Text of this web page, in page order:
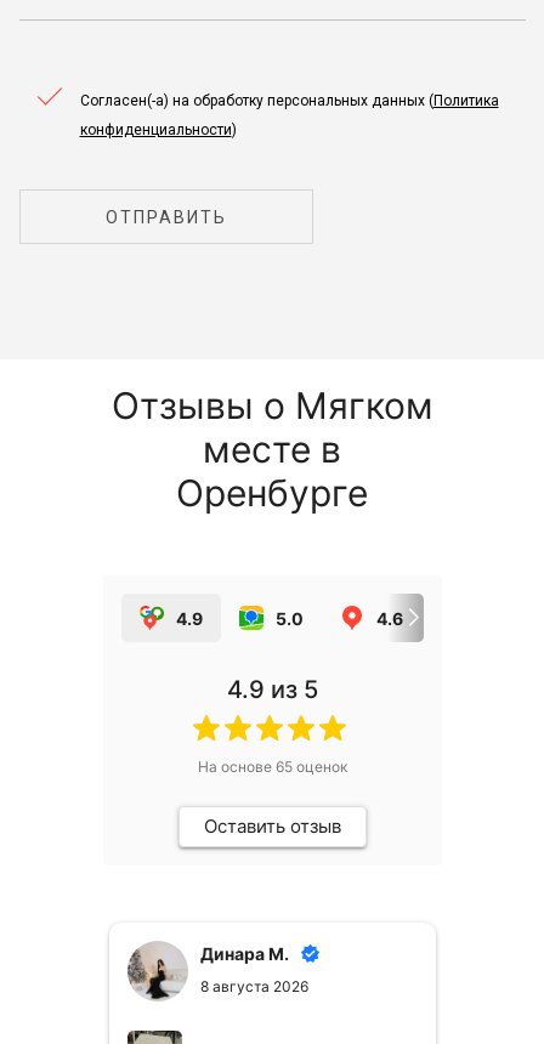
Согласен(-а) на обработку персональных данных (Политика
конфиденциальности)
ОТПРАВИТЬ
Отзывы о Мягком
месте в
Оренбурге
4.9 5.0 4.6
4.9 из 5
На основе 65оценок
Оставить отзыв
Динара М.
8 августа 2026